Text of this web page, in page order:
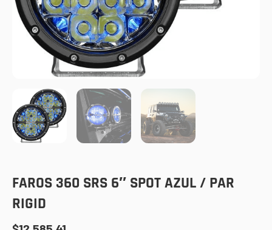
FAROS 360 SRS 6″ SPOT AZUL / PAR
RIGID